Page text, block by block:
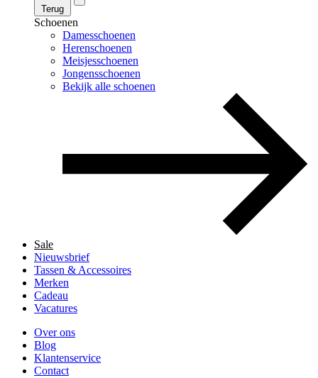
Terug
Schoenen
Damesschoenen
Herenschoenen
Meisjesschoenen
Jongensschoenen
Bekijk alle schoenen
Sale
Nieuwsbrief
Tassen & Accessoires
Merken
Cadeau
Vacatures
Over ons
Blog
Klantenservice
Contact